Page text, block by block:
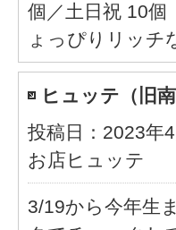
個／土日祝 10
ょっぴりリッ
ヒュッテ（旧
投稿日：2023年
お店ヒュッテ
3/19から今年生